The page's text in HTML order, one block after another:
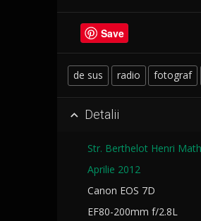
Save
de sus radio fotograf
 Detalii
Str. Berthelot Henri
Aprilie 2012
Canon EOS 7D
EF80-200mm f/2.8L